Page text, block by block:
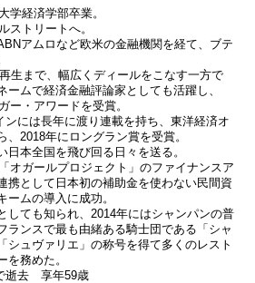
し、やめりゃいいの
に、中山、阪神、小
倉と全レースを追い
かける訳で、それに
メルマガが重なった
ら、勝てるものも勝
てません。少しスタ
ートを遅らせても仕
上げてから競馬場に
行くべきでした。 さ
学経済学部卒業。
ストリートへ。
アムロなど欧米の金融機関を経て、ブテ
生まで、幅広くディールをこなす一方で
ームで経済金融評論家としても活躍し、
ー・アワードを受賞。
には長年に渡り連載を持ち、東洋経済オ
、2018年にロングラン賞を受賞。
本全国を飛び回る日々を送る。
オガールプロジェクト」のファイナンスア
携として日本初の補助金を使わない民間資
ムの導入に成功。
しても知られ、2014年にはシャンパンの普
ランスで最も由緒ある騎士団である「シャ
シュヴァリエ」の称号を得て多くのレスト
を務めた。
逝去 享年59歳